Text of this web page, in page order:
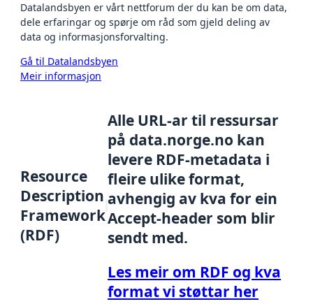
Datalandsbyen er vårt nettforum der du kan be om data,
dele erfaringar og spørje om råd som gjeld deling av
data og informasjonsforvalting.
Gå til Datalandsbyen
Meir informasjon
Resource
Description
Framework
(RDF)
Alle URL-ar til ressursar
på data.norge.no kan
levere RDF-metadata i
fleire ulike format,
avhengig av kva for ein
Accept-header som blir
sendt med.
Les meir om RDF og kva
format vi støttar her